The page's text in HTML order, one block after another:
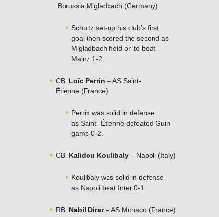
Borussia M’gladbach (Germany)
Schultz set-up his club’s first
goal then scored the second as
M’gladbach held on to beat
Mainz 1-2.
CB: Loïc Perrin – AS Saint-
Étienne (France)
Perrin was solid in defense
as Saint- Étienne defeated Guin
gamp 0-2.
CB: Kalidou Koulibaly– Napoli (Italy)
Koulibaly was solid in defense
as Napoli beat Inter 0-1.
RB: Nabil Dirar– AS Monaco (France)